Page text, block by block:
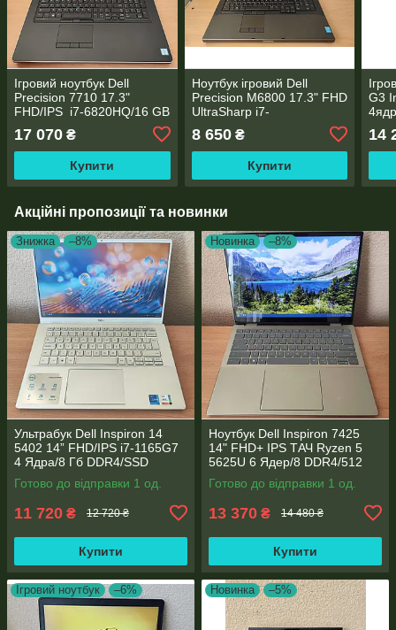
Ігровий ноутбук Dell
Precision 7710 17.3"
FHD/IPS i7-6820HQ/16 GB
500/NVIDIA Quadro
M5000M 8 GB
17 070 ₴
Купити
Ноутбук ігровий Dell
Precision M6800 17.3" FHD
UltraSharp i7-
Nvidia Quadro K5100M
8GB 256bit
8 650₴
Купити
G3
14
Акційні пропозиції та новинки
Знижка –8%
Ультрабук Dell Inspiron 14
5402 14” FHD/IPS i7-1165G7
4 Ядра/8 Гб DDR4/SSD
512Gb/ Intel Iris Xe Graphics
Готово до відправки 1 од.
11 720 ₴ 12 720 ₴
Купити
Новинка –8%
Ноутбук Dell Inspiron 7425
14" FHD+ IPS TАЧ Ryzen 5
5625U 6 Ядер/8 DDR4/512
SSD M.2/Radeon RX Vega
7/Type-C PD
Готово до відправки 1 од.
13 370 ₴ 14 480 ₴
Купити
Ігровий ноутбук –6% Новинка –5%